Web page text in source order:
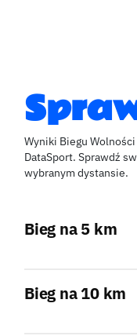
Wyniki Biegu
DataSport. Sprawdź
wybranym dystansie.
Bieg na 5 km
Bieg na 10 km